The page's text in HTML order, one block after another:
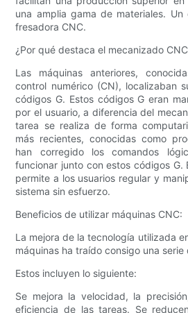
una amplia gama de materiales.
fresadora CNC.
¿Por qué destaca el mecanizado
Las máquinas anteriores,
control numérico (CN), localizaban
códigos G. Estos códigos G eran
por el usuario, a diferencia del
tarea se realiza de forma
más recientes, conocidas como
han corregido los comandos
funcionar junto con estos códigos G.
permite a los usuarios regular y
sistema sin esfuerzo.
Beneficios de utilizar máquinas CNC:
La mejora de la tecnología utilizada
máquinas ha traído consigo una serie
Estos incluyen lo siguiente:
Se mejora la velocidad, la
eficiencia de las tareas. Se